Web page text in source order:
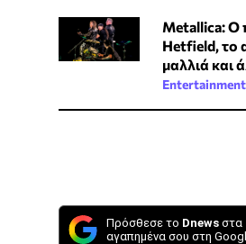
Metallica: O
Hetfield, το
μαλλιά και
Entertainment
Πρόσθεσε το Dnews στα
αγαπημένα σου στη